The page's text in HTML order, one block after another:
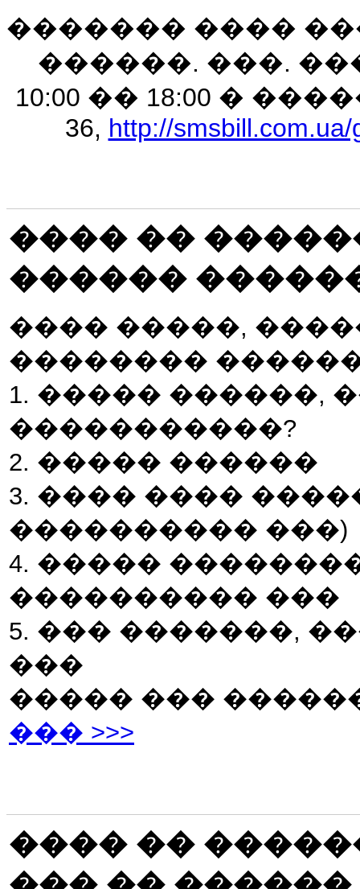
������� ����
������. ���.
10:00 �� 18:00 �
36, http://
���� ��
������
���� �����,
��������
1. ����� ������,
�����������?
2. ����� ������
3. ���� ����
���������� ���)
4. �����
���������� ���
5. ��� �������,
���
����� ���
��� >>>
���� ��